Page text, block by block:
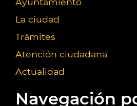
La ciudad
Trámites
Atención ciudadana
Actualidad
Navegación